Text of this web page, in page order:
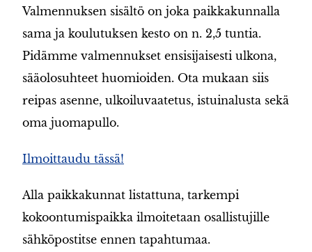
Valmennuksen sisältö on joka paikkakunnalla
sama ja koulutuksen kesto on n. 2,5 tuntia.
Pidämme valmennukset ensisijaisesti ulkona,
sääolosuhteet huomioiden. Ota mukaan siis
reipas asenne, ulkoiluvaatetus, istuinalusta sekä
oma juomapullo.
Ilmoittaudu tässä!
Alla paikkakunnat listattuna, tarkempi
kokoontumispaikka ilmoitetaan osallistujille
sähköpostitse ennen tapahtumaa.